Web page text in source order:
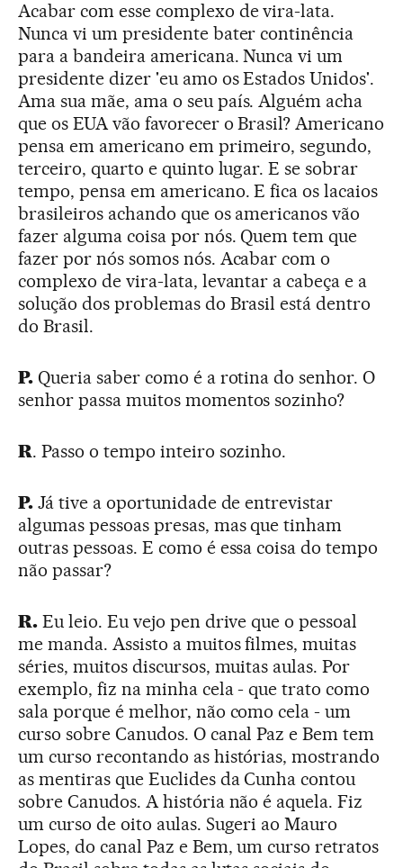
Acabar com esse complexo de vira-lata.
Nunca vi um presidente bater continência
para a bandeira americana. Nunca vi um
presidente dizer 'eu amo os Estados Unidos'.
Ama sua mãe, ama o seu país. Alguém acha
que os EUA vão favorecer o Brasil? Americano
pensa em americano em primeiro, segundo,
terceiro, quarto e quinto lugar. E se sobrar
tempo, pensa em americano. E fica os lacaios
brasileiros achando que os americanos vão
fazer alguma coisa por nós. Quem tem que
fazer por nós somos nós. Acabar com o
complexo de vira-lata, levantar a cabeça e a
solução dos problemas do Brasil está dentro
do Brasil.
P.Queria saber como é a rotina do senhor. O
senhor passa muitos momentos sozinho?
R. Passo o tempo inteiro sozinho.
P.Já tive a oportunidade de entrevistar
algumas pessoas presas, mas que tinham
outras pessoas. E como é essa coisa do tempo
não passar?
R.Eu leio. Eu vejo pen drive que o pessoal
me manda. Assisto a muitos filmes, muitas
séries, muitos discursos, muitas aulas. Por
exemplo, fiz na minha cela - que trato como
sala porque é melhor, não como cela - um
curso sobre Canudos. O canal Paz e Bem tem
um curso recontando as histórias, mostrando
as mentiras que Euclides da Cunha contou
sobre Canudos. A história não é aquela. Fiz
um curso de oito aulas. Sugeri ao Mauro
Lopes, do canal Paz e Bem, um curso retratos